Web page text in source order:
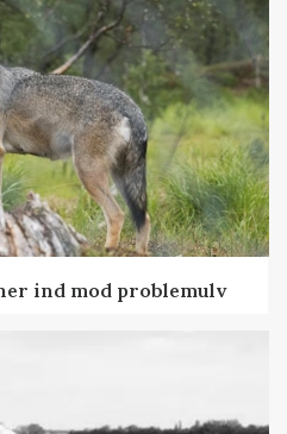
ind mod problemulv